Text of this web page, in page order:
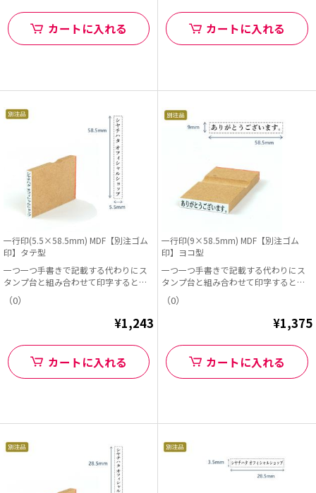
カートに入れる カートに入れる
一行印(5.5×58.5mm) MDF【別注ゴム
印】タテ型
一つ一つ手書きで記載する代わりにス
タンプ台と組み合わせて印字すると早
くて便利!
（0）
¥1,243
カートに入れる
一行印(9×58.5mm) MDF【別注ゴム
印】ヨコ型
一つ一つ手書きで記載する代わりにス
タンプ台と組み合わせて印字すると早
くて便利!
（0）
¥1,375
カートに入れる